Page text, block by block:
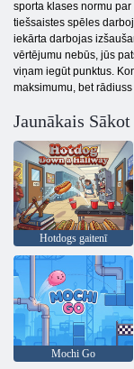
sporta klases normu
tiešsaistes spēles
iekārta darbojas
vērtējumu nebūs, jūs
viņam iegūt punktus.
maksimumu, bet
Jaunākais
Hotdogs gaitenī
Mochi Go